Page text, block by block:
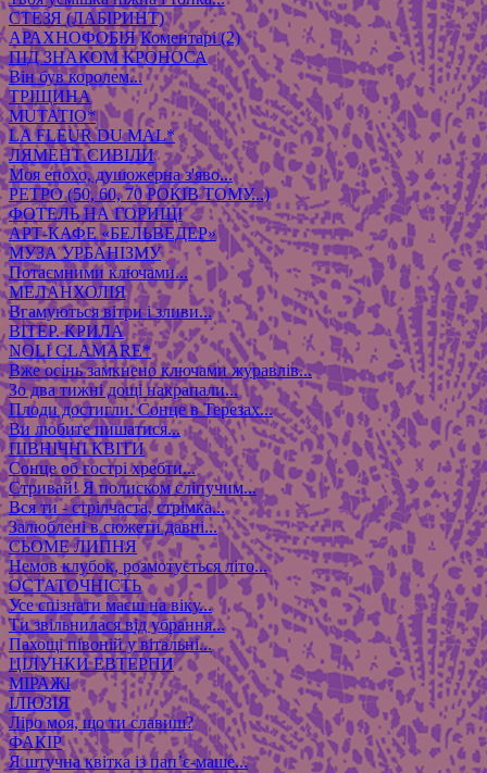
СТЕЗЯ (ЛАБІРИНТ)
АРАХНОФОБІЯ Коментарі (2)
ПІД ЗНАКОМ КРОНОСА
Він був королем...
ТРІЩИНА
MUTATIO*
LA FLEUR DU MAL*
ЛЯМЕНТ СИВІЛИ
Моя епохо, душожерна з'яво...
РЕТРО (50, 60, 70 РОКІВ ТОМУ...)
ФОТЕЛЬ НА ГОРИЩІ
АРТ-КАФЕ «БЕЛЬВЕДЕР»
МУЗА УРБАНІЗМУ
Потаємними ключами...
МЕЛАНХОЛІЯ
Вгамуються вітри і зливи...
ВІТЕР. КРИЛА
NOLI CLAMARE*
Вже осінь замкнено ключами журавлів...
Зо два тижні дощі накрапали...
Плоди достигли. Сонце в Терезах...
Ви любите пишатися...
ПІВНІЧНІ КВІТИ
Сонце об гострі хребти...
Стривай! Я полиском сліпучим...
Вся ти - стрілчаста, стрімка...
Залюблені в сюжети давні...
СЬОМЕ ЛИПНЯ
Немов клубок, розмотується літо...
ОСТАТОЧНІСТЬ
Усе спізнати маєш на віку...
Ти звільнилася від убрання...
Пахощі півоній у вітальні...
ЦІЛУНКИ ЕВТЕРПИ
МІРАЖІ
ІЛЮЗІЯ
Ліро моя, що ти славиш?
ФАКІР
Я штучна квітка із пап’є-маше...